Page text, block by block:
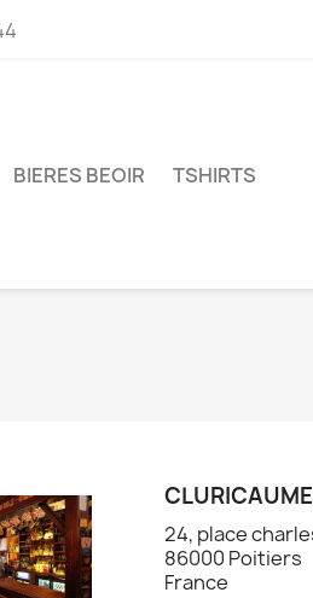
BIERES BEOIR TSHIRTS
24, place
86000 Poitiers
France